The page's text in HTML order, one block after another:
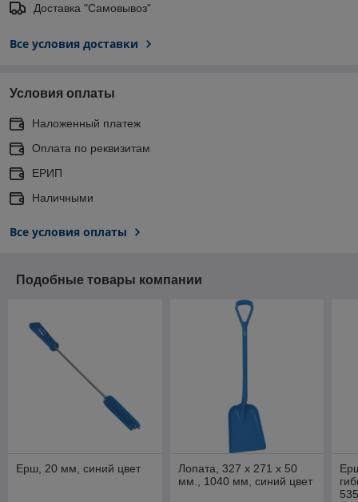
Доставка "Самовывоз"
Все условия доставки
Условия оплаты
Наложенный платеж
Оплата по реквизитам
ЕРИП
Наличными
Все условия оплаты
Подобные товары компании
Ерш, 20 мм, синий цвет
Лопата, 327 x 271 x 50
мм., 1040 мм, синий цвет